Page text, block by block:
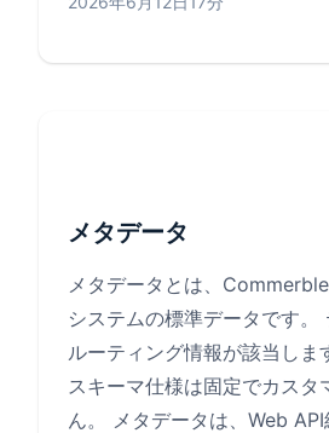
メタデータ
メタデータとは、
システムの標準データです。
ルーティング情報が該当しま
スキーマ仕様は固定でカスタ
ん。 メタデータは、Web